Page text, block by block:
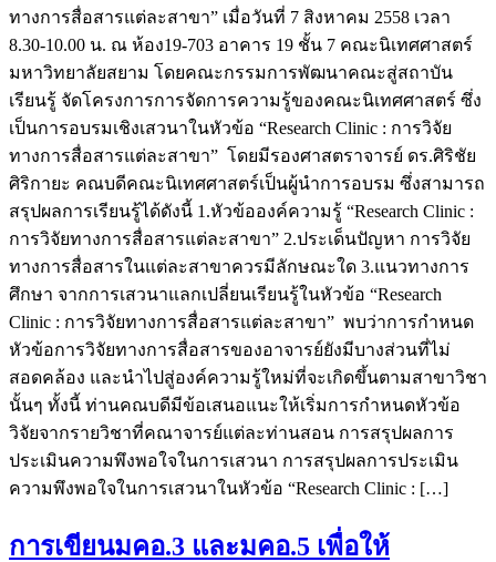
ทางการสื่อสารแต่ละสาขา” เมื่อวันที่ 7 สิงหาคม 2558 เวลา
8.30-10.00 น. ณ ห้อง19-703 อาคาร 19 ชั้น 7 คณะนิเทศศาสตร์
มหาวิทยาลัยสยาม โดยคณะกรรมการพัฒนาคณะสู่สถาบัน
เรียนรู้ จัดโครงการการจัดการความรู้ของคณะนิเทศศาสตร์ ซึ่ง
เป็นการอบรมเชิงเสวนาในหัวข้อ “Research Clinic : การวิจัย
ทางการสื่อสารแต่ละสาขา” โดยมีรองศาสตราจารย์ ดร.ศิริชัย
ศิริกายะ คณบดีคณะนิเทศศาสตร์เป็นผู้นำการอบรม ซึ่งสามารถ
สรุปผลการเรียนรู้ได้ดังนี้ 1.หัวข้อองค์ความรู้ “Research Clinic :
การวิจัยทางการสื่อสารแต่ละสาขา” 2.ประเด็นปัญหา การวิจัย
ทางการสื่อสารในแต่ละสาขาควรมีลักษณะใด 3.แนวทางการ
ศึกษา จากการเสวนาแลกเปลี่ยนเรียนรู้ในหัวข้อ “Research
Clinic : การวิจัยทางการสื่อสารแต่ละสาขา” พบว่าการกำหนด
หัวข้อการวิจัยทางการสื่อสารของอาจารย์ยังมีบางส่วนที่ไม่
สอดคล้อง และนำไปสู่องค์ความรู้ใหม่ที่จะเกิดขึ้นตามสาขาวิชา
นั้นๆ ทั้งนี้ ท่านคณบดีมีข้อเสนอแนะให้เริ่มการกำหนดหัวข้อ
วิจัยจากรายวิชาที่คณาจารย์แต่ละท่านสอน การสรุปผลการ
ประเมินความพึงพอใจในการเสวนา การสรุปผลการประเมิน
ความพึงพอใจในการเสวนาในหัวข้อ “Research Clinic : […]
การเขียนมคอ.3 และมคอ.5 เพื่อให้